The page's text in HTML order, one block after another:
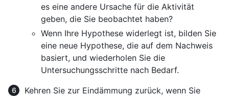
es eine andere Ursache für die Aktivität
geben, die Sie beobachtet haben?
Wenn Ihre Hypothese widerlegt ist, bilden Sie
eine neue Hypothese, die auf dem Nachweis
basiert, und wiederholen Sie die
Untersuchungsschritte nach Bedarf.
Kehren Sie zur Eindämmung zurück, wenn Sie